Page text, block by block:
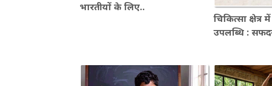
भारतीयों के लिए..
चिकित्सा क्षेत्र
उपलब्धि :